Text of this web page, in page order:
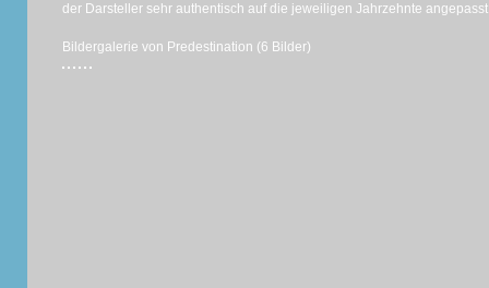
der Darsteller sehr authentisch auf die jeweiligen Jahrzehnte
Bildergalerie von Predestination (6 Bilder)